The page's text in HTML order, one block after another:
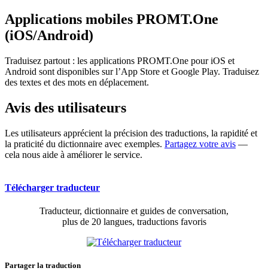
Applications mobiles PROMT.One
(iOS/Android)
Traduisez partout : les applications PROMT.One pour iOS et
Android sont disponibles sur l’App Store et Google Play. Traduisez
des textes et des mots en déplacement.
Avis des utilisateurs
Les utilisateurs apprécient la précision des traductions, la rapidité et
la praticité du dictionnaire avec exemples. Partagez votre avis —
cela nous aide à améliorer le service.
Télécharger traducteur
Traducteur, dictionnaire et guides de conversation,
plus de 20 langues, traductions favoris
Partager la traduction